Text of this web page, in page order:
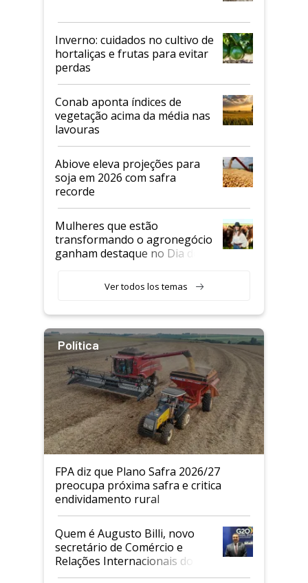
Inverno: cuidados no cultivo de
hortaliças e frutas para evitar
perdas
Conab aponta índices de
vegetação acima da média nas
lavouras
Abiove eleva projeções para
soja em 2026 com safra
recorde
Mulheres que estão
transformando o agronegócio
ganham destaque no Dia do
Ver todos los temas
Política
FPA diz que Plano Safra 2026/27
preocupa próxima safra e critica
endividamento rural
Quem é Augusto Billi, novo
secretário de Comércio e
Relações Internacionais do
Mapa